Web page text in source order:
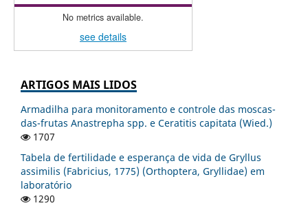
No metrics available.
see details
ARTIGOS MAIS LIDOS
Armadilha para monitoramento e controle das moscas-
das-frutas Anastrepha spp. e Ceratitis capitata (Wied.)
1707
Tabela de fertilidade e esperança de vida de Gryllus
assimilis (Fabricius, 1775) (Orthoptera, Gryllidae) em
laboratório
1290